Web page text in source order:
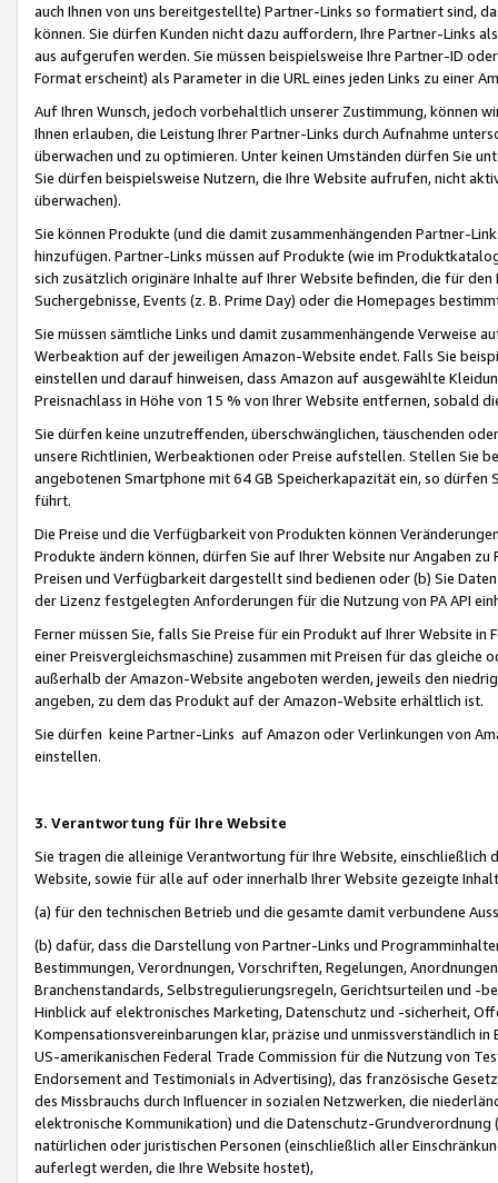
auch Ihnen von uns bereitgestellte) Partner-Links so formatiert sind,
können. Sie dürfen Kunden nicht dazu auffordern, Ihre Partner-Links
aus aufgerufen werden. Sie müssen beispielsweise Ihre Partner-ID
Format erscheint) als Parameter in die URL eines jeden Links zu einer
Auf Ihren Wunsch, jedoch vorbehaltlich unserer Zustimmung, können
Ihnen erlauben, die Leistung Ihrer Partner-Links durch Aufnahme
überwachen und zu optimieren. Unter keinen Umständen dürfen Sie
Sie dürfen beispielsweise Nutzern, die Ihre Website aufrufen, nicht
überwachen).
Sie können Produkte (und die damit zusammenhängenden Partner-
hinzufügen. Partner-Links müssen auf Produkte (wie im
sich zusätzlich originäre Inhalte auf Ihrer Website befinden, die für
Suchergebnisse, Events (z. B. Prime Day) oder die Homepages
Sie müssen sämtliche Links und damit zusammenhängende
Werbeaktion auf der jeweiligen Amazon-Website endet. Falls Sie
einstellen und darauf hinweisen, dass Amazon auf ausgewählte
Preisnachlass in Höhe von 15 % von Ihrer Website entfernen, sobald
Sie dürfen keine unzutreffenden, überschwänglichen, täuschenden
unsere Richtlinien, Werbeaktionen oder Preise aufstellen. Stellen Sie
angebotenen Smartphone mit 64 GB Speicherkapazität ein, so dürfen
führt.
Die Preise und die Verfügbarkeit von Produkten können
Produkte ändern können, dürfen Sie auf Ihrer Website nur Angaben
Preisen und Verfügbarkeit dargestellt sind bedienen oder (b) Sie
der Lizenz festgelegten Anforderungen für die Nutzung von PA API
Ferner müssen Sie, falls Sie Preise für ein Produkt auf Ihrer Website
einer Preisvergleichsmaschine) zusammen mit Preisen für das
außerhalb der Amazon-Website angeboten werden, jeweils den
angeben, zu dem das Produkt auf der Amazon-Website erhältlich ist.
Sie dürfen keine Partner-Links auf Amazon oder Verlinkungen von
einstellen.
3. Verantwortung für Ihre Website
Sie tragen die alleinige Verantwortung für Ihre Website,
Website, sowie für alle auf oder innerhalb Ihrer Website gezeigte
(a) für den technischen Betrieb und die gesamte damit verbundene
(b) dafür, dass die Darstellung von Partner-Links und
Bestimmungen, Verordnungen, Vorschriften, Regelungen,
Branchenstandards, Selbstregulierungsregeln, Gerichtsurteilen und -
Hinblick auf elektronisches Marketing, Datenschutz und -sicherheit,
Kompensationsvereinbarungen klar, präzise und unmissverständlich
US-amerikanischen Federal Trade Commission für die Nutzung von
Endorsement and Testimonials in Advertising), das französische
des Missbrauchs durch Influencer in sozialen Netzwerken, die
elektronische Kommunikation) und die Datenschutz-
natürlichen oder juristischen Personen (einschließlich aller
auferlegt werden, die Ihre Website hostet),